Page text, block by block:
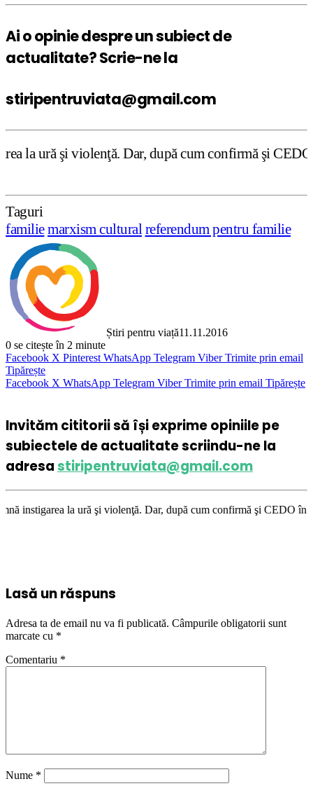
Ai o opinie despre un subiect de
actualitate? Scrie-ne la
stiripentruviata@gmail.com
Dar, după cum confirmă şi CEDO în cazul
Taguri
familiemarxism cultural referendum pentru familie
Știri pentru viață11.11.2016
0 se citește în 2 minute
Facebook X Pinterest WhatsApp Telegram Viber Trimite prin email
Tipărește
Facebook X WhatsApp Telegram Viber Trimite prin email Tipărește
Invităm cititorii să își exprime opiniile pe
subiectele de actualitate scriindu-ne la
adresastiripentruviata@gmail.com
şi violenţă. Dar, după cum confirmă şi CEDO în cazul
Lasă un răspuns
Adresa ta de email nu va fi publicată. Câmpurile obligatorii sunt
marcate cu *
Comentariu *
Nume *